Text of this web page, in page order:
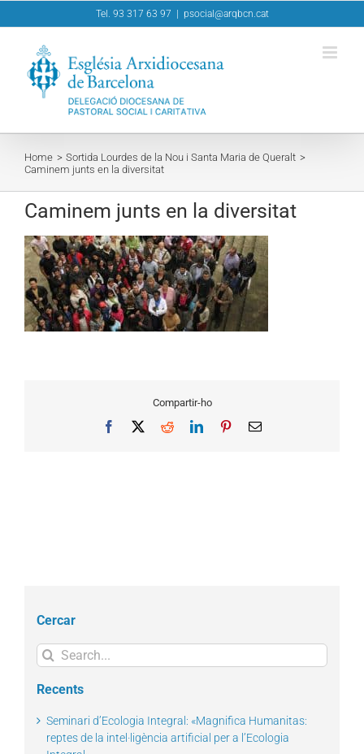
to
Tel. 93 317 63 97 psocial@arqbcn.cat
Home
Sortida Lourdes de la Nou i Santa Maria de Queralt
Caminem junts en la diversitat
Caminem junts en la diversitat
Compartir-ho
Facebook RedditLinkedInPinterestEmail
Cercar
Search
for:
Recents
Seminari d’Ecologia Integral: «Magnifica Humanitas:
reptes de la intel·ligència artificial per a l’Ecologia